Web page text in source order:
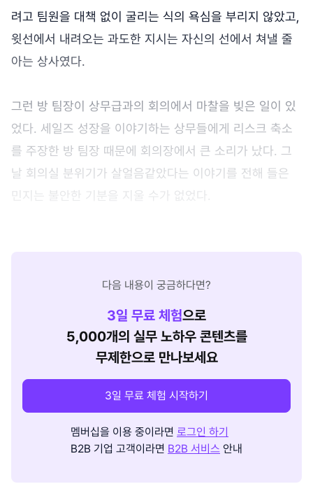
려고 팀원을 대책 없이 굴리는 식의 욕심을 부리지 않았고,
윗선에서 내려오는 과도한 지시는 자신의 선에서 쳐낼 줄
아는 상사였다.
그런 방 팀장이 상무급과의 회의에서 마찰을 빚은 일이 있
었다. 세일즈 성장을 이야기하는 상무들에게 리스크 축소
를 주장한 방 팀장 때문에 회의장에서 큰 소리가 났다. 그
날 회의실 분위기가 살얼음같았다는 이야기를 전해 들은
민지는 불안한 기분을 지울 수가 없었다.
다음 내용이 궁금하다면?
3일 무료 체험으로
5,000개의 실무 노하우 콘텐츠를
무제한으로 만나보세요
3일 무료 체험 시작하기
멤버십을 이용 중이라면 로그인 하기
B2B 기업 고객이라면 B2B 서비스 안내